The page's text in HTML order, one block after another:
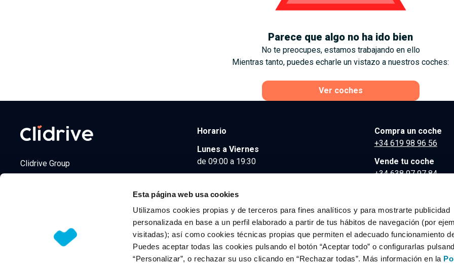
Esta página web usa cookies
Utilizamos cookies propias y de terceros para fines analíticos y para mostrarte publicidad
personalizada en base a un perfil elaborado a partir de tus hábitos de navegación (por
visitadas); así como cookies técnicas propias que permiten el adecuado funcionamiento
Puedes aceptar todas las cookies pulsando el botón “Aceptar todo” o configurarlas
“Personalizar”, o rechazar su uso clicando en “Rechazar todas”. Más información en la
Parece que algo no ha ido bien
No te preocupes, estamos trabajando en ello
Mientras tanto, puedes echarle un vistazo a nuestros coches:
Ver coches
Clidrive Group
Horario
Lunes a Viernes
de 09:00 a 19:30
Compra un coche
+34 619 98 96 56
Vende tu coche
+34 638 97 97 84
© 2026 CLIDRIVE CAPITAL, SOCIEDAD LIMITADA. Todos los derechos reservados.